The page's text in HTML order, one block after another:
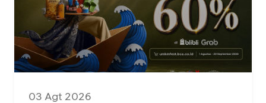
03 Agt 2026